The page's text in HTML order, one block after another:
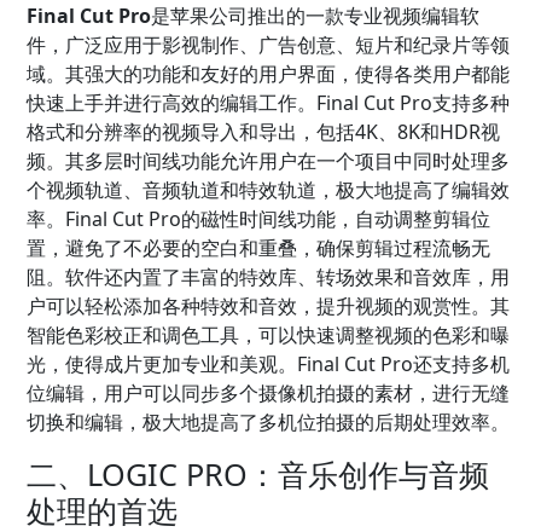
Final Cut Pro是苹果公司推出的一款专业视频编辑软
件，广泛应用于影视制作、广告创意、短片和纪录片等领
域。其强大的功能和友好的用户界面，使得各类用户都能
快速上手并进行高效的编辑工作。Final Cut Pro支持多种
格式和分辨率的视频导入和导出，包括4K、8K和HDR视
频。其多层时间线功能允许用户在一个项目中同时处理多
个视频轨道、音频轨道和特效轨道，极大地提高了编辑效
率。Final Cut Pro的磁性时间线功能，自动调整剪辑位
置，避免了不必要的空白和重叠，确保剪辑过程流畅无
阻。软件还内置了丰富的特效库、转场效果和音效库，用
户可以轻松添加各种特效和音效，提升视频的观赏性。其
智能色彩校正和调色工具，可以快速调整视频的色彩和曝
光，使得成片更加专业和美观。Final Cut Pro还支持多机
位编辑，用户可以同步多个摄像机拍摄的素材，进行无缝
切换和编辑，极大地提高了多机位拍摄的后期处理效率。
二、LOGIC PRO：音乐创作与音频
处理的首选